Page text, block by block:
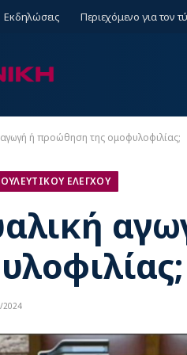
Εκδηλώσεις Περιεχόμενο για τον
αγωγή ή προώθηση της ομοφυλοφιλίας;
ΕΛΕΓΧΟΥ
2024